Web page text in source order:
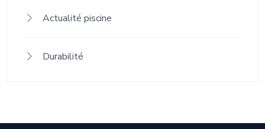
Actualité piscine
Durabilité